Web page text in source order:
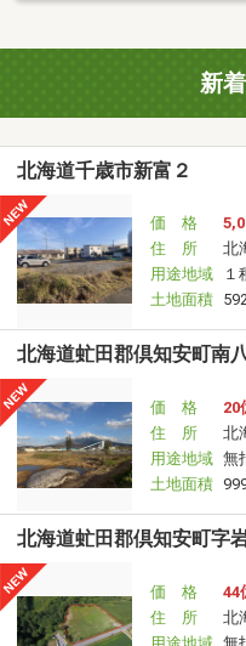
新
北海道千歳市新富２
価 格
住 所
北
用途地域
１
土地面積
北海道虻田郡倶知安町南
価 格
20
住 所
北
用途地域 無
土地面積
北海道虻田郡倶知安町字
価 格
44
住 所
北